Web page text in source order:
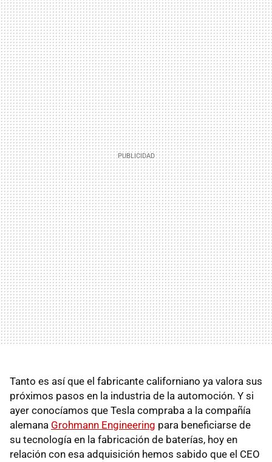
Tanto es así que el fabricante californiano ya valora sus
próximos pasos en la industria de la automoción. Y si
ayer conocíamos que Tesla compraba a la compañía
alemana Grohmann Engineering para beneficiarse de
su tecnología en la fabricación de baterías, hoy en
relación con esa adquisición hemos sabido que el CEO